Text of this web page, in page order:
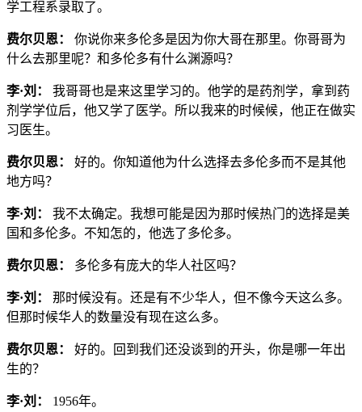
学工程系录取了。
费尔贝恩：
你说你来多伦多是因为你大哥在那里。你哥哥为
什么去那里呢？和多伦多有什么渊源吗？
李·刘：
我哥哥也是来这里学习的。他学的是药剂学，拿到药
剂学学位后，他又学了医学。所以我来的时候候，他正在做实
习医生。
费尔贝恩：
好的。你知道他为什么选择去多伦多而不是其他
地方吗？
李·刘：
我不太确定。我想可能是因为那时候热门的选择是美
国和多伦多。不知怎的，他选了多伦多。
费尔贝恩： 多伦多有庞大的华人社区吗？
李·刘：
那时候没有。还是有不少华人，但不像今天这么多。
但那时候华人的数量没有现在这么多。
费尔贝恩：
好的。回到我们还没谈到的开头，你是哪一年出
生的？
李·刘： 1956年。